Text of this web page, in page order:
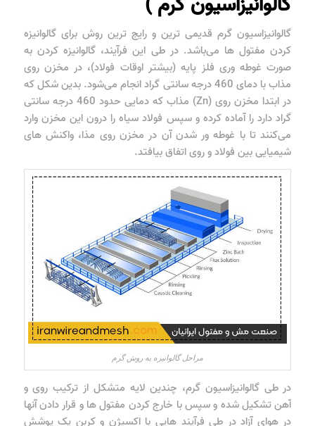
گالوانیزاسیون گرم قدیمی ترین و رایج ترین روش برای گالوانیزه
کردن مفتول ها می‌باشد. در طی این فرآیند، گالوانیزه کردن به
صورت غوطه وری فلز پایه (بیشتر اوقات فولاد)، در مخزن روی
مذاب با دمای 460 درجه سانتی گراد انجام می‌شود. بدین شکل که
در ابتدا مخزن روی (Zn) مذاب که دمایی حدود 460 درجه سانتی
گراد دارد را آماده کرده و سپس فولاد سیاه را درون این مخزن وارد
می‌کنند تا با غوطه ور شدن آن در مخزن روی مذا، واکنش های
شیمیایی بین فولاد و روی اتفاق بیافتد.
مراحل گالوانیزه به روش گرم
در طی گالوانیزاسیون گرم، چندین لایه متشکل از ترکیب روی و
آهن تشکیل شده و سپس با خارج کردن مفتول ها و قرار دادن آنها
در هوای آزاد در طی فرآیند هایی با اکسیژن و کربن یک پوشش